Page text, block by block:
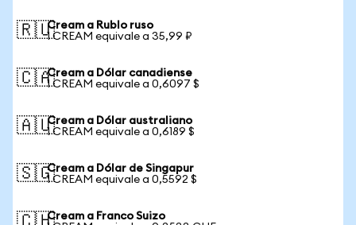
🇷🇺Cream a Rublo ruso
1 CREAM equivale a 35,99 ₽
🇨🇦Cream a Dólar canadiense
1 CREAM equivale a 0,6097 $
🇦🇺Cream a Dólar australiano
1 CREAM equivale a 0,6189 $
🇸🇬Cream a Dólar de Singapur
1 CREAM equivale a 0,5592 $
Cream a Franco Suizo